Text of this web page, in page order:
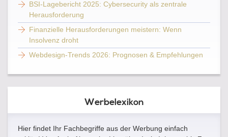
BSI-Lagebericht 2025: Cybersecurity als zentrale
Herausforderung
Finanzielle Herausforderungen meistern: Wenn
Insolvenz droht
Webdesign-Trends 2026: Prognosen & Empfehlungen
Werbelexikon
Hier findet Ihr Fachbegriffe aus der Werbung einfach